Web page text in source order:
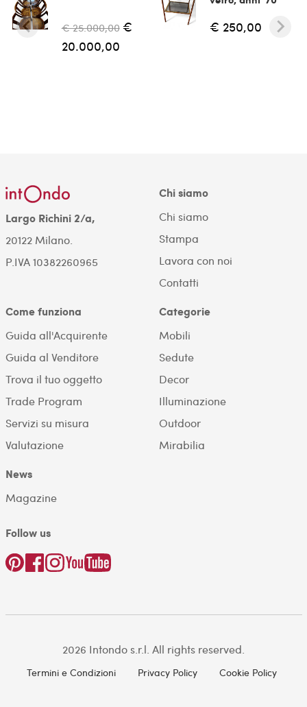
€ 25.000,00 €
20.000,00
€ 250,00
Largo Richini 2/a,
20122 Milano.
P.IVA 10382260965
Chi siamo
Chi siamo
Stampa
Lavora con noi
Contatti
Come funziona
Guida all'Acquirente
Guida al Venditore
Trova il tuo oggetto
Trade Program
Servizi su misura
Valutazione
Categorie
Mobili
Sedute
Decor
Illuminazione
Outdoor
Mirabilia
News
Magazine
Follow us
2026 Intondo s.r.l. All rights reserved.
Termini e Condizioni Privacy Policy Cookie Policy